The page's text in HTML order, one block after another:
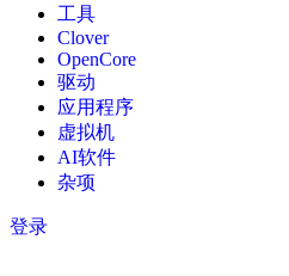
工具
Clover
OpenCore
驱动
应用程序
虚拟机
AI软件
杂项
登录